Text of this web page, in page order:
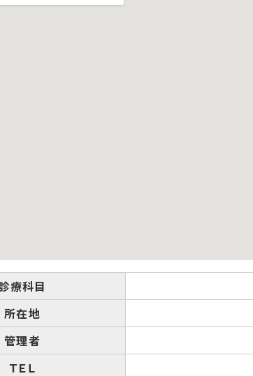
療科目
所在地
管理者
ＴＥＬ